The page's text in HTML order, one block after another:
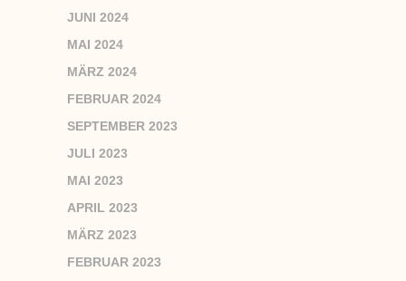
JUNI 2024
MAI 2024
MÄRZ 2024
FEBRUAR 2024
SEPTEMBER 2023
JULI 2023
MAI 2023
APRIL 2023
MÄRZ 2023
FEBRUAR 2023